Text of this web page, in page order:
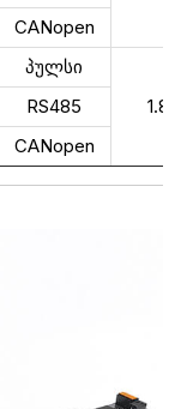
CANopen
პულსი
1.8
RS485
CANopen